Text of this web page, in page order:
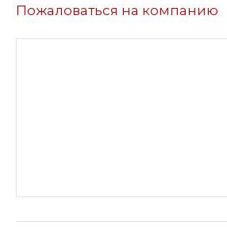
Пожаловаться на компанию